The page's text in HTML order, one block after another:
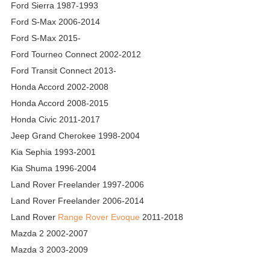
Ford Sierra 1987-1993
Ford S-Max 2006-2014
Ford S-Max 2015-
Ford Tourneo Connect 2002-2012
Ford Transit Connect 2013-
Honda Accord 2002-2008
Honda Accord 2008-2015
Honda Civic 2011-2017
Jeep Grand Cherokee 1998-2004
Kia Sephia 1993-2001
Kia Shuma 1996-2004
Land Rover Freelander 1997-2006
Land Rover Freelander 2006-2014
Land Rover Range Rover Evoque 2011-2018
Mazda 2 2002-2007
Mazda 3 2003-2009